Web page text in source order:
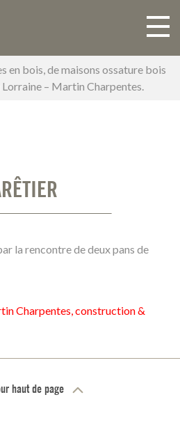
Toggle
en bois, de maisons ossature bois
– Martin Charpentes.
la rencontre de deux pans de
Charpentes, construction &
haut de page